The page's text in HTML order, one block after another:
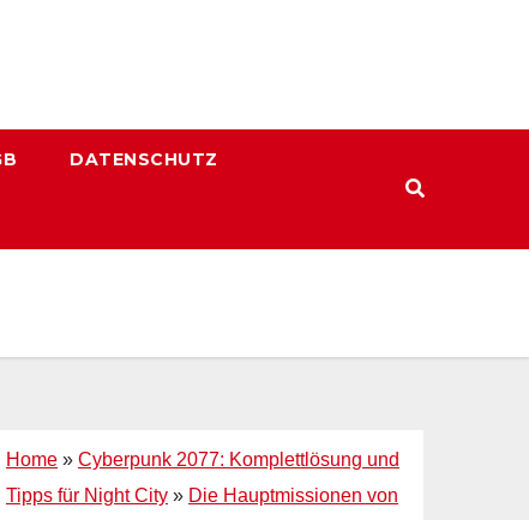
DATENSCHUTZ
Home » Cyberpunk 2077: Komplettlösung und
Tipps für Night City » Die Hauptmissionen von